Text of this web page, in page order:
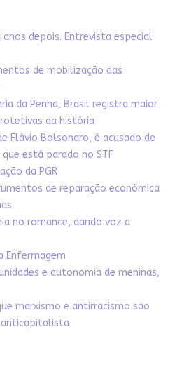
anos depois. Entrevista especial
de mobilização das
da Penha, Brasil registra maior
da história
Flávio Bolsonaro, é acusado de
está parado no STF
da PGR
de reparação econômica
no romance, dando voz a
Enfermagem
e autonomia de meninas,
marxismo e antirracismo são
anticapitalista